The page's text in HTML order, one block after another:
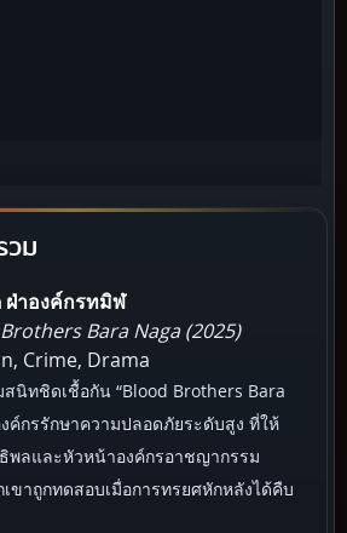
วม
ฝ่าองค์กรทมิฬ
Bara Naga (2025)
Crime, Drama
นิทชิดเชื้อกัน “Blood Brothers Bara
ค์กรรักษาความปลอดภัยระดับสูง ที่ให้
พลและหัวหน้าองค์กรอาชญากรรม
ขาถูกทดสอบเมื่อการทรยศหักหลังได้คืบ